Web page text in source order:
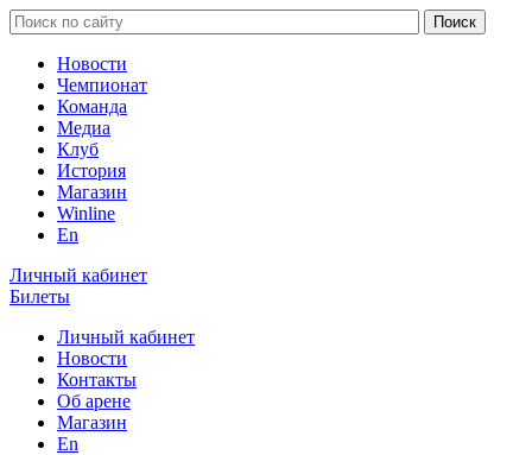
Новости
Чемпионат
Команда
Медиа
Клуб
История
Магазин
Winline
En
Личный кабинет
Билеты
Личный кабинет
Новости
Контакты
Об арене
Магазин
En